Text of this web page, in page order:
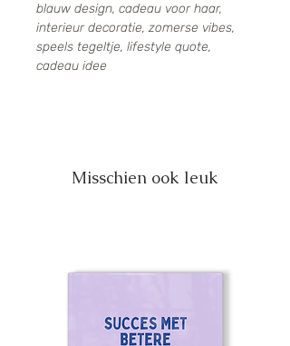
blauw design, cadeau voor haar,
interieur decoratie, zomerse vibes,
speels tegeltje, lifestyle quote,
cadeau idee
Misschien ook leuk